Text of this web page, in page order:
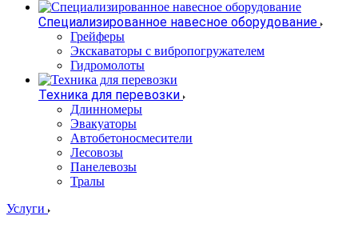
Специализированное навесное оборудование
Грейферы
Экскаваторы с вибропогружателем
Гидромолоты
Техника для перевозки
Длинномеры
Эвакуаторы
Автобетоносмесители
Лесовозы
Панелевозы
Тралы
Услуги